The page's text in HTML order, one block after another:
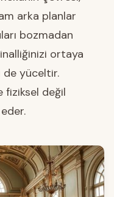
arka planlar
bozmadan
ortaya
de yüceltir.
fiziksel değil